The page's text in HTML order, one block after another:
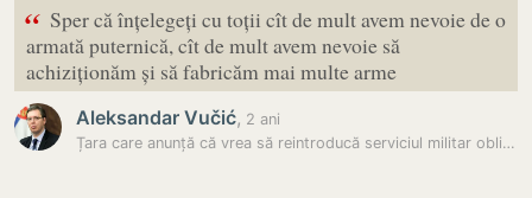
“ Sper că înțelegeți cu toții cît de mult avem nevoie de o
armată puternică, cît de mult avem nevoie să
achiziționăm și să fabricăm mai multe arme
Aleksandar Vučić, 2 ani
Țara care anunță că vrea să reintroducă serviciul militar obligatoriu